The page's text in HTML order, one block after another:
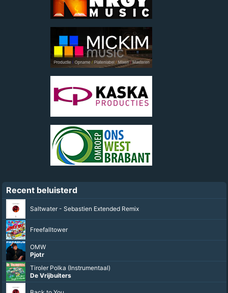
Recent beluisterd
Saltwater - Sebastien Extended Remix
Freefalltower
OMW
Pjotr
Tiroler Polka (Instrumentaal)
De Vrijbuiters